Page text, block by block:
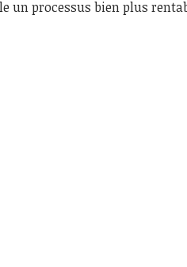
un processus bien plus